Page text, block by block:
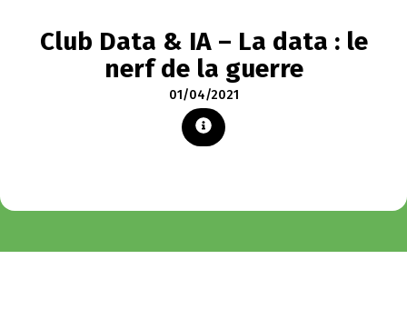
Club Data & IA – La data : le
nerf de la guerre
01/04/2021